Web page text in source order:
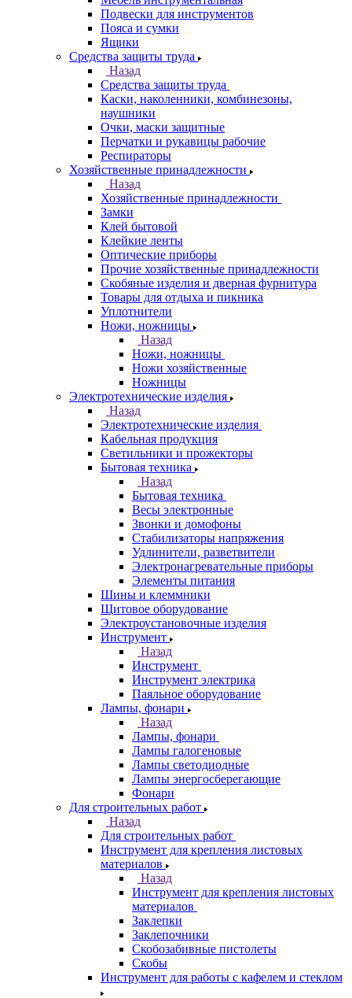
Подвески для инструментов
Пояса и сумки
Ящики
Средства защиты труда
Назад
Средства защиты труда
Каски, наколенники, комбинезоны,
наушники
Очки, маски защитные
Перчатки и рукавицы рабочие
Респираторы
Хозяйственные принадлежности
Назад
Хозяйственные принадлежности
Замки
Клей бытовой
Клейкие ленты
Оптические приборы
Прочие хозяйственные принадлежности
Скобяные изделия и дверная фурнитура
Товары для отдыха и пикника
Уплотнители
Ножи, ножницы
Назад
Ножи, ножницы
Ножи хозяйственные
Ножницы
Электротехнические изделия
Назад
Электротехнические изделия
Кабельная продукция
Светильники и прожекторы
Бытовая техника
Назад
Бытовая техника
Весы электронные
Звонки и домофоны
Стабилизаторы напряжения
Удлинители, разветвители
Электронагревательные приборы
Элементы питания
Шины и клеммники
Щитовое оборудование
Электроустановочные изделия
Инструмент
Назад
Инструмент
Инструмент электрика
Паяльное оборудование
Лампы, фонари
Назад
Лампы, фонари
Лампы галогеновые
Лампы светодиодные
Лампы энергосберегающие
Фонари
Для строительных работ
Назад
Для строительных работ
Инструмент для крепления листовых
материалов
Назад
Инструмент для крепления листовых
материалов
Заклепки
Заклепочники
Скобозабивные пистолеты
Скобы
Инструмент для работы с кафелем и стеклом